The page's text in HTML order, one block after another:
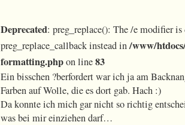
Deprecated: preg_replace(): The /e modifier is
preg_replace_callback instead in/www/
formatting.phpon line83
Ein bisschen ?berfordert war ich ja am
Farben auf Wolle, die es dort gab. Hach :)
Da konnte ich mich gar nicht so richtig
was bei mir einziehen darf…